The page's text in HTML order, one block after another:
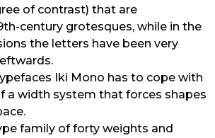
of contrast) that are
century grotesques, while in the
the letters have been very
Iki Mono has to cope with
a width system that forces shapes
family of forty weights and